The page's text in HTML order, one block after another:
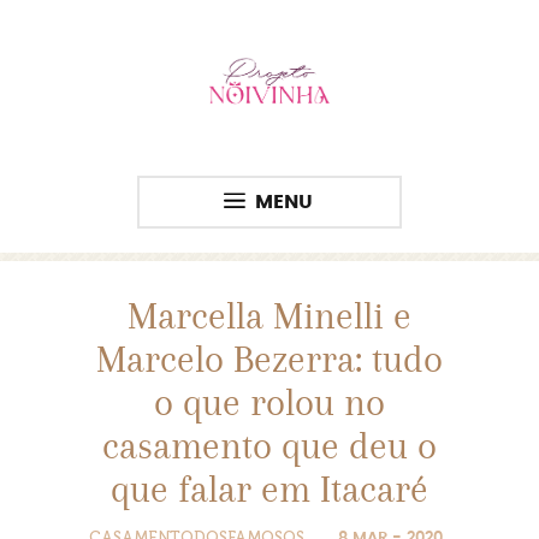
MENU
Marcella Minelli e
Marcelo Bezerra: tudo
o que rolou no
casamento que deu o
que falar em Itacaré